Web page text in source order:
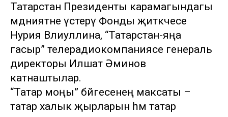
Татарстан Президенты карамагындагы
мәдәниятне үстерү Фонды җитәкчесе
Нурия Вәлиуллина, “Татарстан-яңа
гасыр” телерадиокомпаниясе генераль
директоры Илшат Әминов
катнаштылар.
“Татар моңы” бәйгесенең максаты –
татар халык җырларын һәм татар